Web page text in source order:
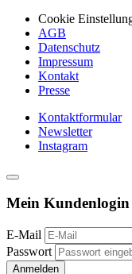
Cookie
AGB
Datenschutz
Impressum
Kontakt
Presse
Kontaktformular
Newsletter
Instagram
Mein Kundenlogin
E-Mail
Passwort
Anmelden